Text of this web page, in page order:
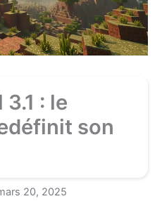
: le
son
20, 2025